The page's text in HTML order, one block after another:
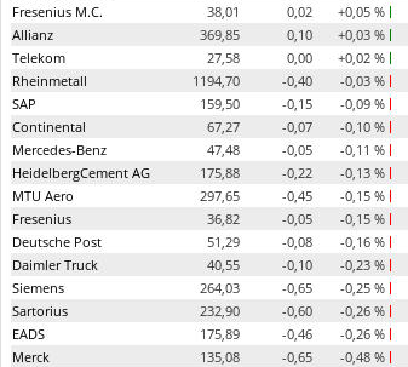
Fresenius M.C.
38,01 0,02
+0,05 %
Allianz
369,85 0,10
+0,03 %
Telekom
27,58 0,00
+0,02 %
Rheinmetall
1194,70 -0,40
-0,03 %
SAP
159,50 -0,15
-0,09 %
Continental
67,27 -0,07
-0,10 %
Mercedes-Benz
47,48 -0,05
-0,11 %
HeidelbergCement AG
175,88 -0,22
-0,13 %
MTU Aero
297,65 -0,45
-0,15 %
Fresenius
36,82 -0,05
-0,15 %
Deutsche Post
51,29 -0,08
-0,16 %
Daimler Truck
40,55 -0,10
-0,23 %
Siemens
264,03 -0,65
-0,25 %
Sartorius
232,90 -0,60
-0,26 %
EADS
175,89 -0,46
-0,26 %
Merck
135,08 -0,65
-0,48 %